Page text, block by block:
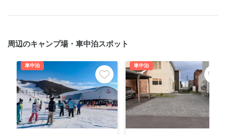
周辺のキャンプ場・車中泊スポット
車中泊 車中泊